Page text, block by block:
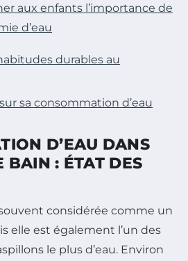
aux enfants l’importance de
d’eau
durables au
sa consommation d’eau
D’EAU DANS
BAIN : ÉTAT DES
considérée comme un
elle est également l’un des
le plus d’eau. Environ